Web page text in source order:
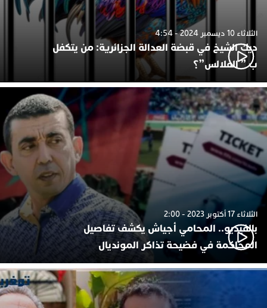
الثلاثاء 10 ديسمبر 2024 - 4:54
ديك الشيخ في قبضة العدالة الجزائرية: من يتكفل
ب ” الفلالس”؟
الثلاثاء 17 أكتوبر 2023 - 2:00
بالفيديو.. المحامي أجياش يكشف تفاصيل
المحاكمة في فضيحة تذاكر المونديال